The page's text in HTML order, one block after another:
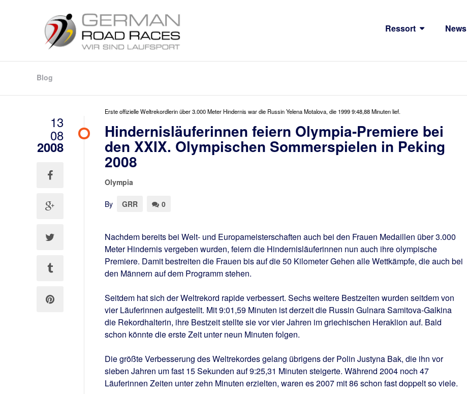
Ressort News
Blog
13
08
2008
Erste offizielle Weltrekordlerin über 3.000 Meter Hindernis war die Russin Yelena Motalova, die 1999 9:48,88 Minuten lief.
Hindernisläuferinnen feiern Olympia-Premiere bei
den XXIX. Olympischen Sommerspielen in Peking
2008
Olympia
By GRR 0
Nachdem bereits bei Welt- und Europameisterschaften auch bei den Frauen Medaillen über 3.000
Meter Hindernis vergeben wurden, feiern die Hindernisläuferinnen nun auch ihre olympische
Premiere. Damit bestreiten die Frauen bis auf die 50 Kilometer Gehen alle Wettkämpfe, die auch bei
den Männern auf dem Programm stehen.
Seitdem hat sich der Weltrekord rapide verbessert. Sechs weitere Bestzeiten wurden seitdem von
vier Läuferinnen aufgestellt. Mit 9:01,59 Minuten ist derzeit die Russin Gulnara Samitova-Galkina
die Rekordhalterin, ihre Bestzeit stellte sie vor vier Jahren im griechischen Heraklion auf. Bald
schon könnte die erste Zeit unter neun Minuten folgen.
Die größte Verbesserung des Weltrekordes gelang übrigens der Polin Justyna Bak, die ihn vor
sieben Jahren um fast 15 Sekunden auf 9:25,31 Minuten steigerte. Während 2004 noch 47
Läuferinnen Zeiten unter zehn Minuten erzielten, waren es 2007 mit 86 schon fast doppelt so viele.